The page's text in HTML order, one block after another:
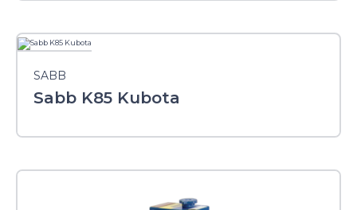
SABB
Sabb K85 Kubota